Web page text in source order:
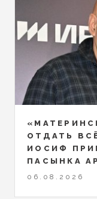
ОТДАТЬ
ИОСИФ
ПАСЫНКА
06.08.2026